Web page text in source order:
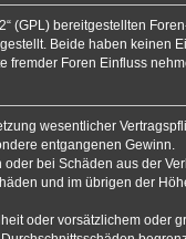
“ (GPL) bereitgestellten
Beide haben keinen
fremder Foren Einfluss
wesentlicher
entgangenen Gewinn.
bei Schäden aus der
und im übrigen der
oder vorsätzlichem oder